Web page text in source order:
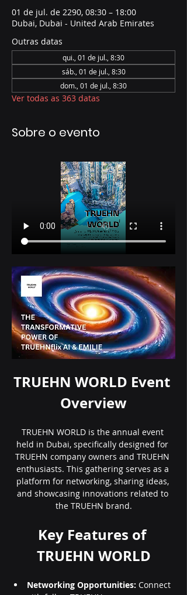
01 de jul. de 2290, 08:30 – 18:00
Dubai, Dubai - United Arab Emirates
Outras datas
qui., 01 de jul., 8:30
sáb., 01 de jul., 8:30
dom., 01 de jul., 8:30
Ver todas as 363 datas
Sobre o evento
TRUEHN WORLD Event
Overview
TRUEHN WORLD is the annual event
held in Dubai, specifically designed for
TRUEHN company owners and TRUEHN
enthusiasts. This gathering serves as a
platform for networking, sharing ideas,
and showcasing innovations related to
the TRUEHN brand.
Key Features of
TRUEHN WORLD
Networking Opportunities: Connect